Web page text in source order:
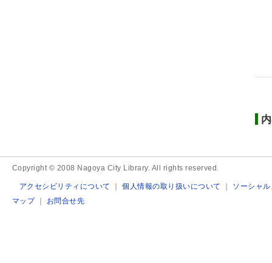
Copyright © 2008 Nagoya City Library. All rights reserved.
アクセシビリティについて ｜個人情報の取り扱いについて ｜ ソーシャ
マップ｜ お問合せ先